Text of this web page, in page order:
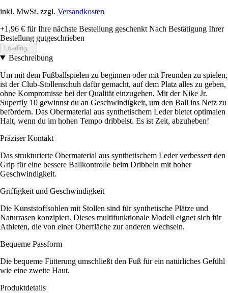
inkl. MwSt. zzgl. Versandkosten
+1,96 € für Ihre nächste Bestellung geschenkt Nach Bestätigung Ihrer
Bestellung gutgeschrieben
Loading...
Beschreibung
Um mit dem Fußballspielen zu beginnen oder mit Freunden zu spielen,
ist der Club-Stollenschuh dafür gemacht, auf dem Platz alles zu geben,
ohne Kompromisse bei der Qualität einzugehen. Mit der Nike Jr.
Superfly 10 gewinnst du an Geschwindigkeit, um den Ball ins Netz zu
befördern. Das Obermaterial aus synthetischem Leder bietet optimalen
Halt, wenn du im hohen Tempo dribbelst. Es ist Zeit, abzuheben!
Präziser Kontakt
Das strukturierte Obermaterial aus synthetischem Leder verbessert den
Grip für eine bessere Ballkontrolle beim Dribbeln mit hoher
Geschwindigkeit.
Griffigkeit und Geschwindigkeit
Die Kunststoffsohlen mit Stollen sind für synthetische Plätze und
Naturrasen konzipiert. Dieses multifunktionale Modell eignet sich für
Athleten, die von einer Oberfläche zur anderen wechseln.
Bequeme Passform
Die bequeme Fütterung umschließt den Fuß für ein natürliches Gefühl
wie eine zweite Haut.
Produktdetails